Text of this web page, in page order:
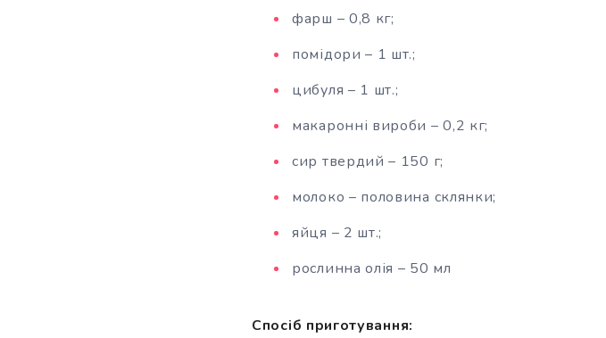
фарш – 0,8 кг;
помідори – 1 шт.;
цибуля – 1 шт.;
макаронні вироби – 0,2 кг;
сир твердий – 150 г;
молоко – половина склянки;
яйця – 2 шт.;
рослинна олія – 50 мл
Спосіб приготування: